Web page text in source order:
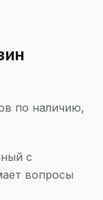
по наличию,
с
вопросы